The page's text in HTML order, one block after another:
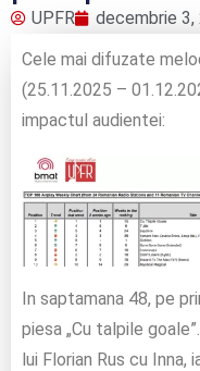
UPFR decembrie 3,
Cele mai difuzate
(25.11.2025 –
impactul audientei:
In saptamana 48, pe
piesa „Cu talpile
lui Florian Rus cu Inna,